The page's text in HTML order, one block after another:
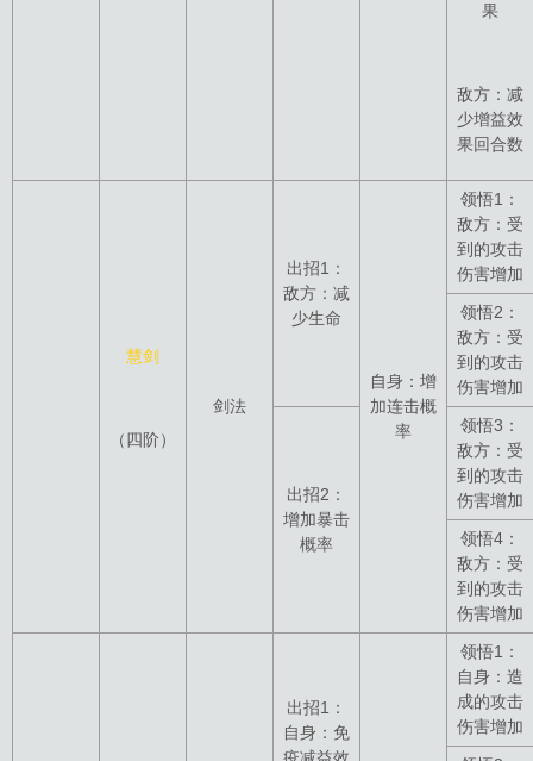
果
敌方：减
少增益效
果回合数
慧剑
（四阶）
剑法
出招1：
敌方：减
少生命
自身：增
加连击概
率
领悟1：
敌方：受
到的攻击
伤害增加
领悟2：
敌方：受
到的攻击
伤害增加
出招2：
增加暴击
概率
领悟3：
敌方：受
到的攻击
伤害增加
领悟4：
敌方：受
到的攻击
伤害增加
出招1：
自身：免
疫减益效
领悟1：
自身：造
成的攻击
伤害增加